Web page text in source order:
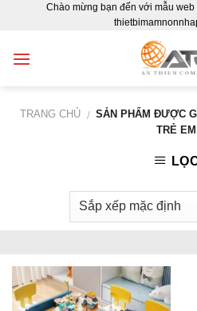
Chào mừng bạn đến với mẫu
TRANG CHỦ / SẢN PHẨM ĐƯỢC
TRẺ